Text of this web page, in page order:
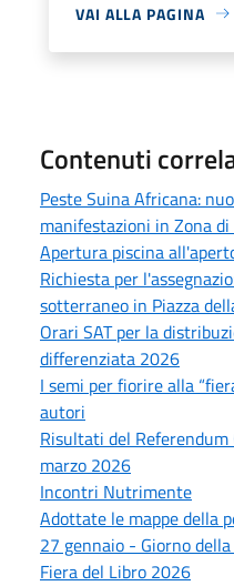
VAI ALLA PAGINA
Contenuti
Peste Suina Africana:
manifestazioni in Zona
Apertura piscina
Richiesta per
sotterraneo in Piazza
Orari SAT per la
differenziata 2026
I semi per fiorire alla
autori
Risultati del
marzo 2026
Incontri Nutrimente
Adottate le mappe della
27 gennaio - Giorno
Fiera del Libro 2026